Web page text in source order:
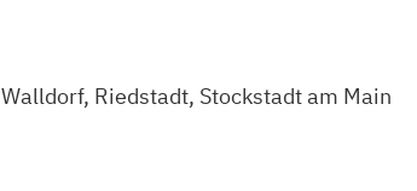
Riedstadt, Stockstadt am Main